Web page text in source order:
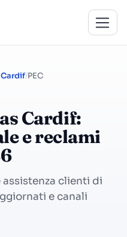
Cardif PEC
Cardif:
e reclami
assistenza clienti di
e canali